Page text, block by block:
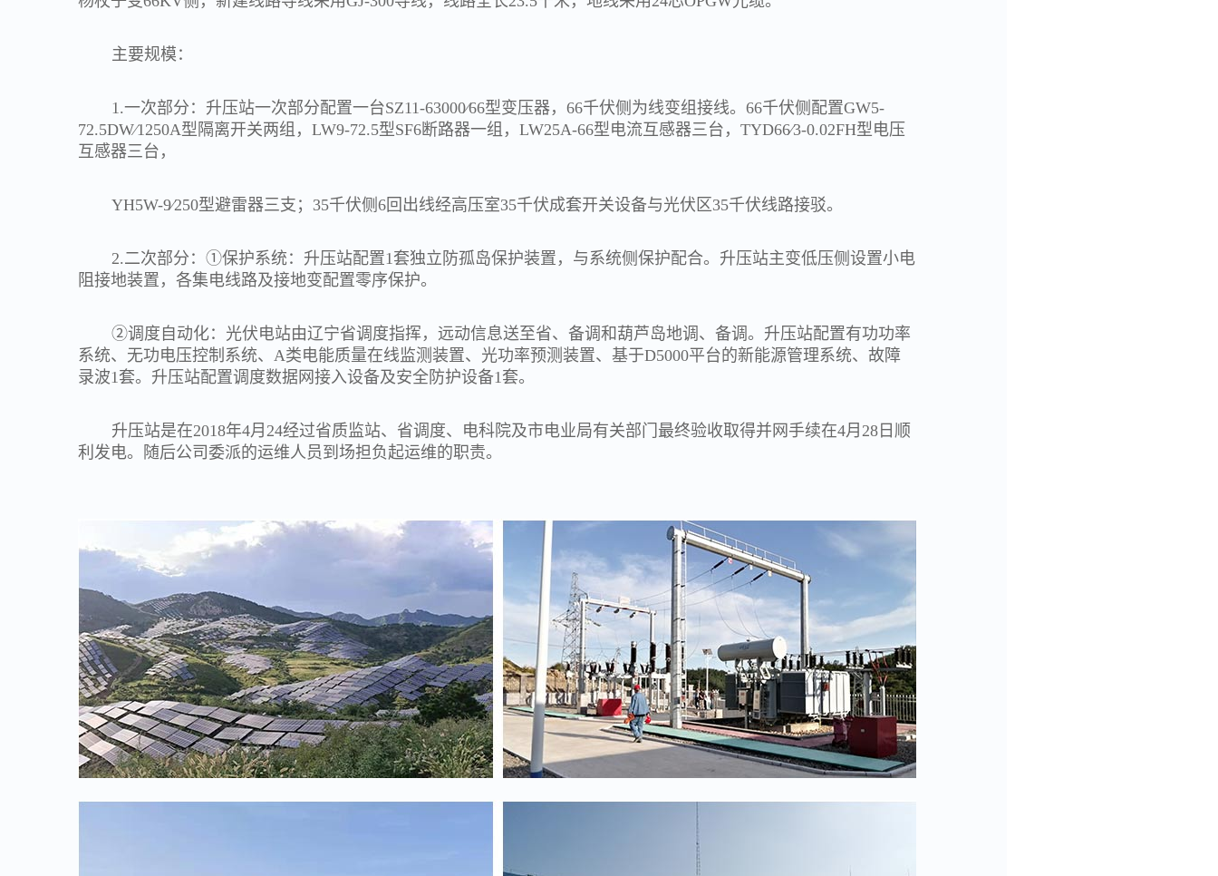
主要规模：
1.一次部分：升压站一次部分配置一台SZ11-63000∕66型变压器，66千伏侧为线变组接线。66千伏侧配置GW5-
72.5DW∕1250A型隔离开关两组，LW9-72.5型SF6断路器一组，LW25A-66型电流互感器三台，TYD66∕3-0.02FH型电压
互感器三台，
YH5W-9∕250型避雷器三支；35千伏侧6回出线经高压室35千伏成套开关设备与光伏区35千伏线路接驳。
2.二次部分：①保护系统：升压站配置1套独立防孤岛保护装置，与系统侧保护配合。升压站主变低压侧设置小电
阻接地装置，各集电线路及接地变配置零序保护。
②调度自动化：光伏电站由辽宁省调度指挥，远动信息送至省、备调和葫芦岛地调、备调。升压站配置有功功率
系统、无功电压控制系统、A类电能质量在线监测装置、光功率预测装置、基于D5000平台的新能源管理系统、故障
录波1套。升压站配置调度数据网接入设备及安全防护设备1套。
升压站是在2018年4月24经过省质监站、省调度、 电科院及市电业局有关部门最终验收取得并网手续在4月28日顺
利发电。随后公司委派的运维人员到场担负起运维的职责。